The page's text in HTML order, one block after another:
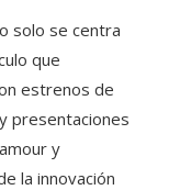
solo se centra
que
estrenos de
presentaciones
y
la innovación